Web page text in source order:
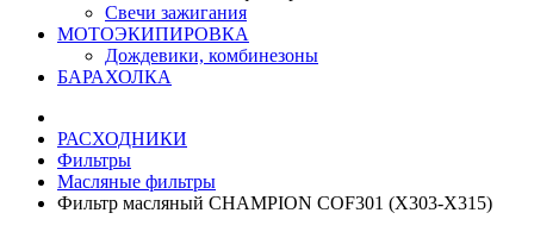
Свечи зажигания
МОТОЭКИПИРОВКА
Дождевики, комбинезоны
БАРАХОЛКА
РАСХОДНИКИ
Фильтры
Масляные фильтры
Фильтр масляный CHAMPION COF301 (X303-X315)